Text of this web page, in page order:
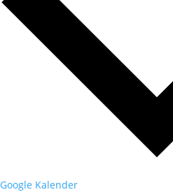
Google Kalender